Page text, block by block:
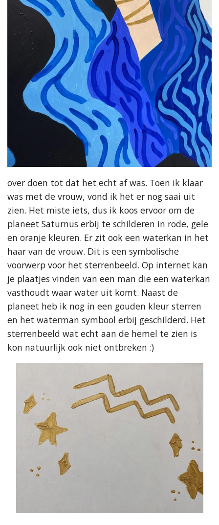
over doen tot dat het echt af was. Toen ik klaar
was met de vrouw, vond ik het er nog saai uit
zien. Het miste iets, dus ik koos ervoor om de
planeet Saturnus erbij te schilderen in rode, gele
en oranje kleuren. Er zit ook een waterkan in het
haar van de vrouw. Dit is een symbolische
voorwerp voor het sterrenbeeld. Op internet kan
je plaatjes vinden van een man die een waterkan
vasthoudt waar water uit komt. Naast de
planeet heb ik nog in een gouden kleur sterren
en het waterman symbool erbij geschilderd. Het
sterrenbeeld wat echt aan de hemel te zien is
kon natuurlijk ook niet ontbreken :)